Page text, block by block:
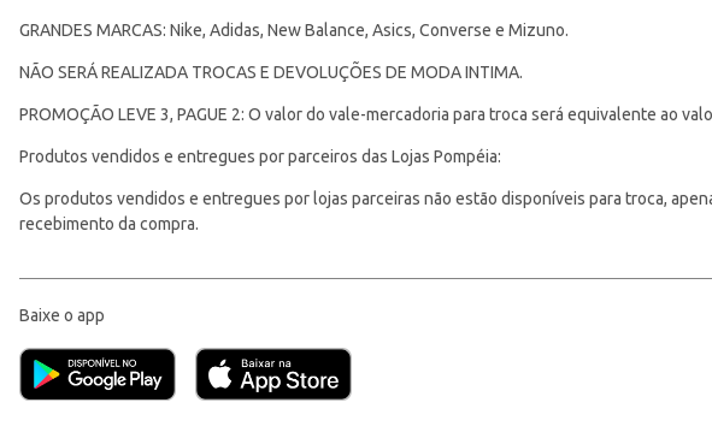
GRANDES MARCAS: Nike, Adidas, New Balance, Asics, Converse e Mizuno.
NÃO SERÁ REALIZADA TROCAS E DEVOLUÇÕES DE MODA INTIMA.
PROMOÇÃO LEVE 3, PAGUE 2: O valor do vale-mercadoria para troca será equivalente ao
Produtos vendidos e entregues por parceiros das Lojas Pompéia:
Os produtos vendidos e entregues por lojas parceiras não estão disponíveis para troca,
recebimento da compra.
Baixe o app